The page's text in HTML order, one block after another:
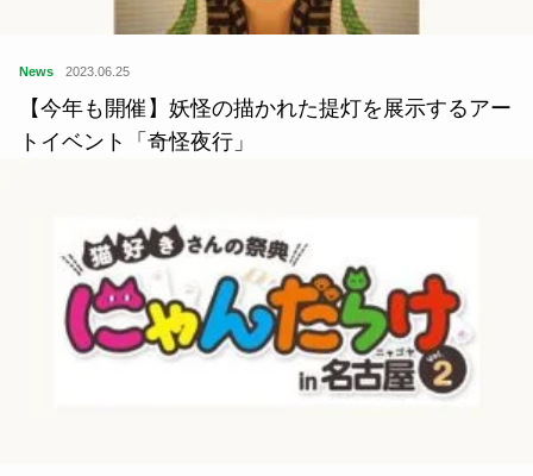
News 2023.06.25
【今年も開催】妖怪の描かれた提灯を展示するアー
トイベント「奇怪夜行」